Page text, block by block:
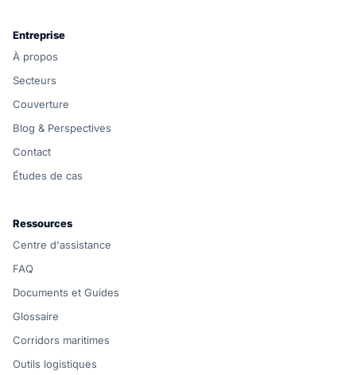
Entreprise
À propos
Secteurs
Couverture
Blog & Perspectives
Contact
Études de cas
Ressources
Centre d'assistance
FAQ
Documents et Guides
Glossaire
Corridors maritimes
Outils logistiques